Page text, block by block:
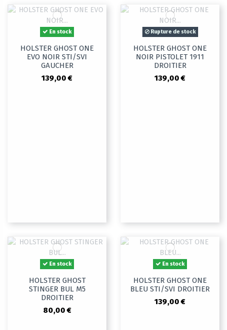
En stock
HOLSTER GHOST ONE
EVO NOIR STI/SVI
GAUCHER
139,00 €
Rupture de stock
HOLSTER GHOST ONE
NOIR PISTOLET 1911
DROITIER
139,00 €
En stock
HOLSTER GHOST
STINGER BUL M5
DROITIER
80,00 €
En stock
HOLSTER GHOST ONE
BLEU STI/SVI DROITIER
139,00 €